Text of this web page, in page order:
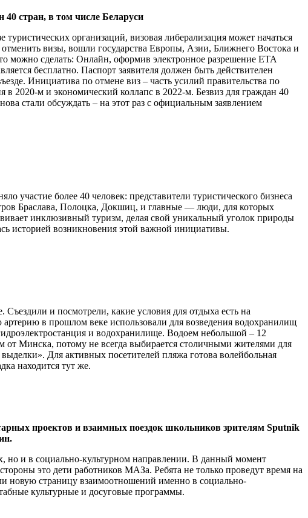
стран, в том числе Беларуси
организаций, визовая либерализация может начаться
визы, вошли государства Европы, Азии, Ближнего Востока и
сделать: Онлайн, оформив электронное разрешение ETA
бесплатно. Паспорт заявителя должен быть действителен
Инициатива по отмене виз – часть усилий правительства по
в 2020-м и экономический коллапс в 2022-м. Безвиз для граждан 40
стали обсуждать – на этот раз с официальным заявлением
более 40 человек: представители туристического бизнеса
Браслава, Полоцка, Докшиц, и главные — люди, для которых
инклюзивный туризм, делая свой уникальный уголок природы
историей возникновения этой важной инициативы.
и посмотрели, какие условия для отдыха есть на
в прошлом веке использовали для возведения водохранилищ
и водохранилище. Водоем небольшой – 12
Минска, потому не всегда выбирается столичными жителями для
Для активных посетителей пляжа готова волейбольная
находится тут же.
проектов и взаимных поездок школьников зрителям Sputnik
но и в социально-культурном направлении. В данный момент
это дети работников МАЗа. Ребята не только проведут время на
новую страницу взаимоотношений именно в социально-
культурные и досуговые программы.